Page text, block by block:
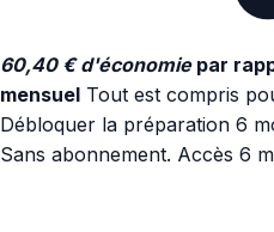
60,40 € d'économiepar
mensuel Tout est compris
Débloquer la préparation 6
Sans abonnement. Accès 6